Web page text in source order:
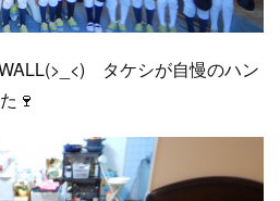
タケシが自慢のハン
🍷